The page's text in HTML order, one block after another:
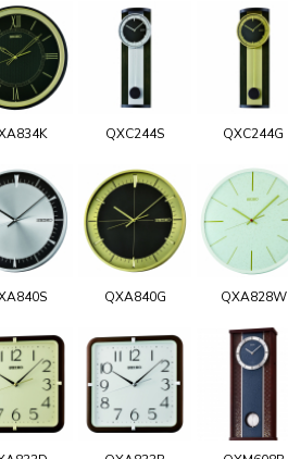
QXC244S QXC244G
QXA840G QXA828W